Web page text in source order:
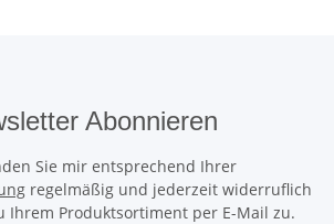
Abonnieren
Sie mir entsprechend Ihrer
regelmäßig und jederzeit widerruflich
Ihrem Produktsortiment per E-Mail zu.